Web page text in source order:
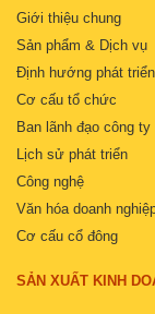
Giới thiệu chung
Sản phẩm & Dịch vụ
Định hướng phát triển
Cơ cấu tổ chức
Ban lãnh đạo công ty
Lịch sử phát triển
Công nghệ
Văn hóa doanh
Cơ cấu cổ đông
SẢN XUẤT KINH